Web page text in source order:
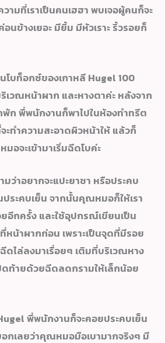
ามที่เราเป็นคนเฮฮา พบเจอผู้คนก็จะ
นข้างเยอะ มียิ้ม มีหัวเราะ ริ้วรอยก็
โบท็อกซ์ของเกาหลี Hugel 100
วณหน้าผาก และหางตาค่ะ หลังจาก
พี่พนักงานก็พาไปในห้องทำทรีต
ะทำความสะอาดผิวหน้าให้ แล้วก็
อจะเข้ามาเริ่มฉีดโบค่ะ
าอยากจะแปะยาชา หรือประคบ
ประคบเย็น จากนั้นคุณหมอก็ให้เรา
อีกครั้ง และใช้อุปกรณ์เขียนเป็น
น้าผากก่อน เพราะเป็นจุดที่มีรอย
ดไล่ลงมาเรื่อยๆ เติมที่บริเวณหาง
ท้ายด้วยฉีดลดกรามให้เล็กน้อย
พี่พนักงานก็จะคอยประคบเย็น
อกเลยว่าคุณหมอมือเบามากจริงๆ มี